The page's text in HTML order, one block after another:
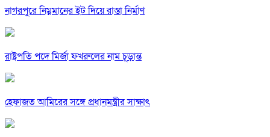
নাগরপুরে নিম্নমানের ইট দিয়ে রাস্তা নির্মাণ
রাষ্ট্রপতি পদে মির্জা ফখরুলের নাম চূড়ান্ত
হেফাজত আমিরের সঙ্গে প্রধানমন্ত্রীর সাক্ষাৎ